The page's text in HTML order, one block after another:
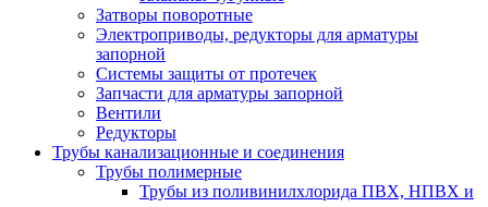
Затворы поворотные
Электроприводы, редукторы для арматуры
запорной
Системы защиты от протечек
Запчасти для арматуры запорной
Вентили
Редукторы
Трубы канализационные и соединения
Трубы полимерные
Трубы из поливинилхлорида ПВХ, НПВХ и